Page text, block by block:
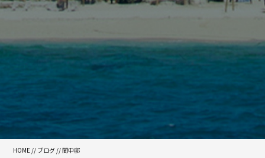
HOME // ブログ // 間中邸